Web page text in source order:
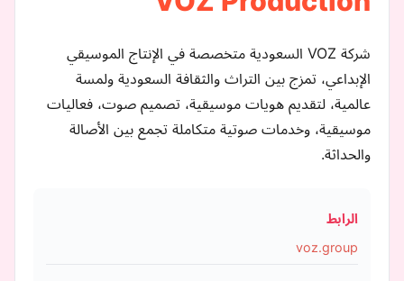
شركة VOZ السعودية متخصصة في الإنتاج الموسيقي
الإبداعي، تمزج بين التراث والثقافة السعودية ولمسة
عالمية، لتقديم هويات موسيقية، تصميم صوت، فعاليات
موسيقية، وخدمات صوتية متكاملة تجمع بين الأصالة
والحداثة.
الرابط
voz.group